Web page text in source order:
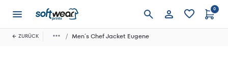
Anmelden
0
ZURÜCK Men´s Chef Jacket Eugene